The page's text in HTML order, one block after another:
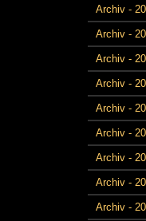
Archiv -
Archiv -
Archiv -
Archiv -
Archiv -
Archiv -
Archiv -
Archiv -
Archiv -